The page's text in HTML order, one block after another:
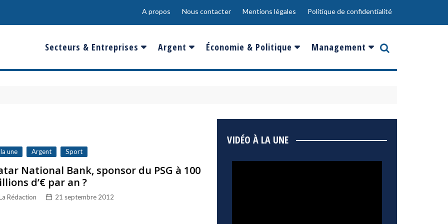
A propos Nous contacter Mentions légales Politique de confidentialité
Secteurs & Entreprises
Banques & Finances
Défense & Aéronautique
Santé & Biotechnologie
Technologies & Médias
Argent
Salaire
Epargne & Placements
Économie & Politique
France
Management
Innovation
une Argent Sport
National Bank, sponsor du PSG à 100
d’€ par an ?
Rédaction 21 septembre 2012
VIDÉO À LA UNE